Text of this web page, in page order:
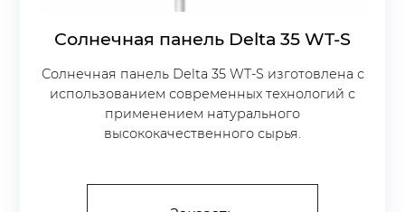
Солнечная панель Delta 35 WT-S
Солнечная панель Delta 35 WT-S изготовлена с
использованием современных технологий с
применением натурального
высококачественного сырья.